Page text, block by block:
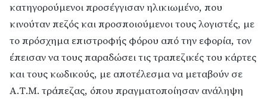
κατηγορούμενοι προσέγγισαν ηλικιωμένο, που
κινούταν πεζός και προσποιούμενοι τους λογιστές, με
το πρόσχημα επιστροφής φόρου από την εφορία, τον
έπεισαν να τους παραδώσει τις τραπεζικές του κάρτες
και τους κωδικούς, με αποτέλεσμα να μεταβούν σε
Α.Τ.Μ. τράπεζας, όπου πραγματοποίησαν ανάληψη